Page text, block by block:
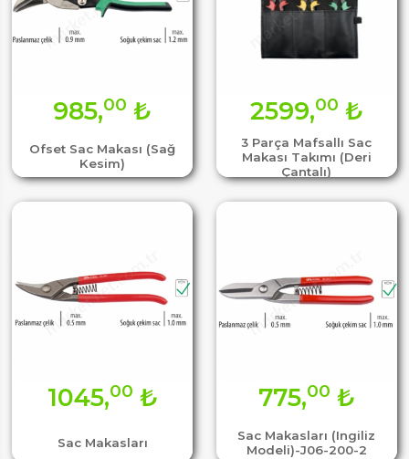
Ofset Sac Makası (Sağ
Kesim)
985,00 ₺
3 Parça Mafsallı Sac
Makası Takımı (Deri
Çantalı)
2599,00 ₺
Sac Makasları
1045,00 ₺
Sac Makasları (Ingiliz
Modeli)-J06-200-2
775,00 ₺